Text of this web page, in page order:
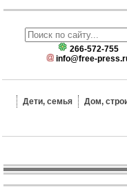
266-572-755
info@free-
Дети, семья Дом,